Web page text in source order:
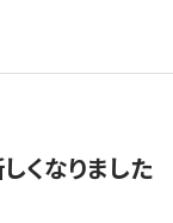
くなりました